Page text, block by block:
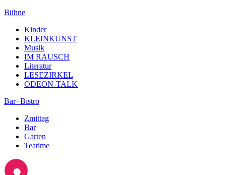
Bühne
Kinder
KLEINKUNST
Musik
IM RAUSCH
Literatur
LESEZIRKEL
ODEON-TALK
Bar+Bistro
Zmittag
Bar
Garten
Teatime